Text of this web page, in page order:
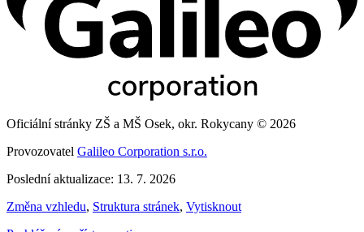
Oficiální stránky ZŠ a MŠ Osek, okr. Rokycany © 2026
Provozovatel Galileo Corporation s.r.o.
Poslední aktualizace: 13. 7. 2026
Změna vzhledu, Struktura stránek, Vytisknout